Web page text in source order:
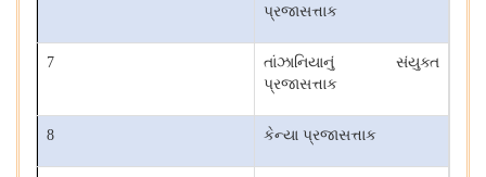
પ્રજાસત્તાક
7
તાંઝાનિયાનું સંયુક્ત
પ્રજાસત્તાક
8 કેન્યા પ્રજાસત્તાક